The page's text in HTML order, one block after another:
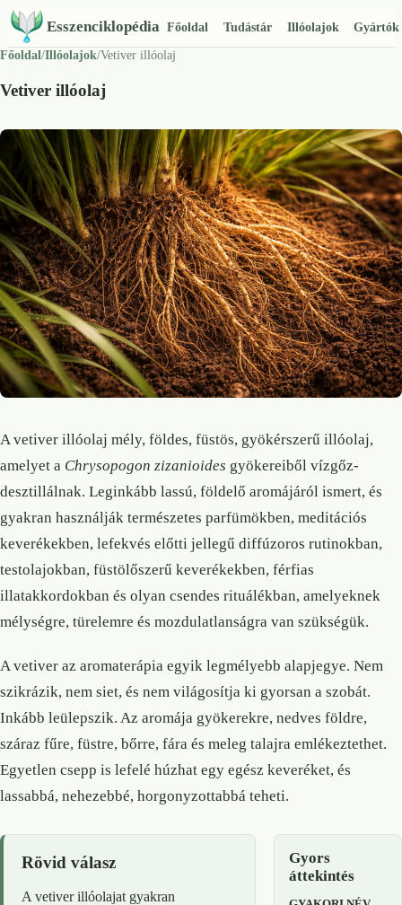
Esszenciklopédia Főoldal Tudástár Illóolajok
Gyártók
Főoldal/Illóolajok/Vetiver illóolaj
Vetiver illóolaj
A vetiver illóolaj mély, földes, füstös, gyökérszerű illóolaj,
amelyet a Chrysopogon zizanioides gyökereiből vízgőz-
desztillálnak. Leginkább lassú, földelő aromájáról ismert, és
gyakran használják természetes parfümökben, meditációs
keverékekben, lefekvés előtti jellegű diffúzoros rutinokban,
testolajokban, füstölőszerű keverékekben, férfias
illatakkordokban és olyan csendes rituálékban, amelyeknek
mélységre, türelemre és mozdulatlanságra van szükségük.
A vetiver az aromaterápia egyik legmélyebb alapjegye. Nem
szikrázik, nem siet, és nem világosítja ki gyorsan a szobát.
Inkább leülepszik. Az aromája gyökerekre, nedves földre,
száraz fűre, füstre, bőrre, fára és meleg talajra emlékeztethet.
Egyetlen csepp is lefelé húzhat egy egész keveréket, és
lassabbá, nehezebbé, horgonyzottabbá teheti.
Rövid válasz
A vetiver illóolajat gyakran
Gyors
áttekintés